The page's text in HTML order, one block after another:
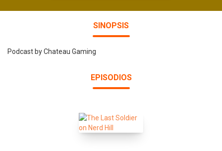
SINOPSIS
Podcast by Chateau Gaming
EPISODIOS